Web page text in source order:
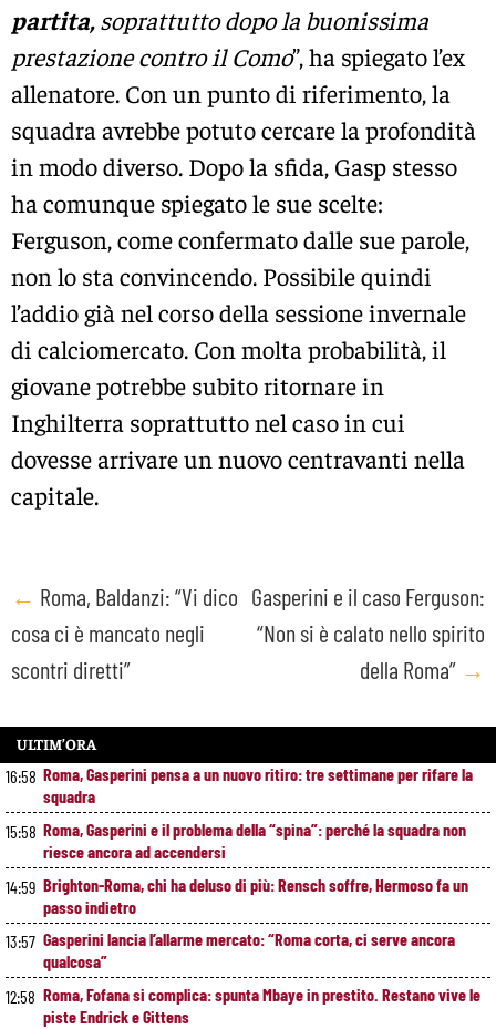
partita,soprattutto dopo la buonissima
prestazione contro il Como”, ha spiegato l’ex
allenatore. Con un punto di riferimento, la
squadra avrebbe potuto cercare la profondità
in modo diverso. Dopo la sfida, Gasp stesso
ha comunque spiegato le sue scelte:
Ferguson, come confermato dalle sue parole,
non lo sta convincendo. Possibile quindi
l’addio già nel corso della sessione invernale
di calciomercato. Con molta probabilità, il
giovane potrebbe subito ritornare in
Inghilterra soprattutto nel caso in cui
dovesse arrivare un nuovo centravanti nella
capitale.
Post
navigation
← Roma, Baldanzi: “Vi dico
cosa ci è mancato negli
scontri diretti”
Gasperini e il caso Ferguson:
“Non si è calato nello spirito
della Roma” →
ULTIM’ORA
16:58 Roma, Gasperini pensa a un nuovo ritiro: tre settimane per rifare la
squadra
15:58 Roma, Gasperini e il problema della “spina”: perché la squadra non
riesce ancora ad accendersi
14:59 Brighton-Roma, chi ha deluso di più: Rensch soffre, Hermoso fa un
passo indietro
13:57 Gasperini lancia l’allarme mercato: “Roma corta, ci serve ancora
qualcosa”
12:58 Roma, Fofana si complica: spunta Mbaye in prestito. Restano vive le
piste Endrick e Gittens